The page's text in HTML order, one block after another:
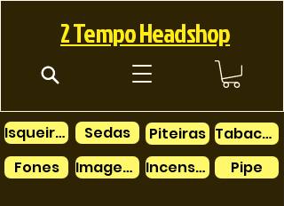
2 Tempo Headshop
Isqueiros
Fones
Sedas
Imagens
Piteiras
Tabacos
Incensos
Pipe